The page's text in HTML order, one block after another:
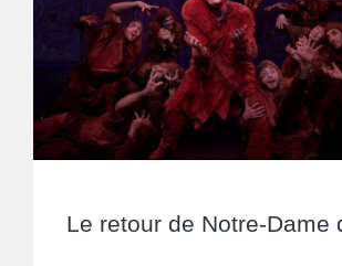
Le retour de Notre-Dame